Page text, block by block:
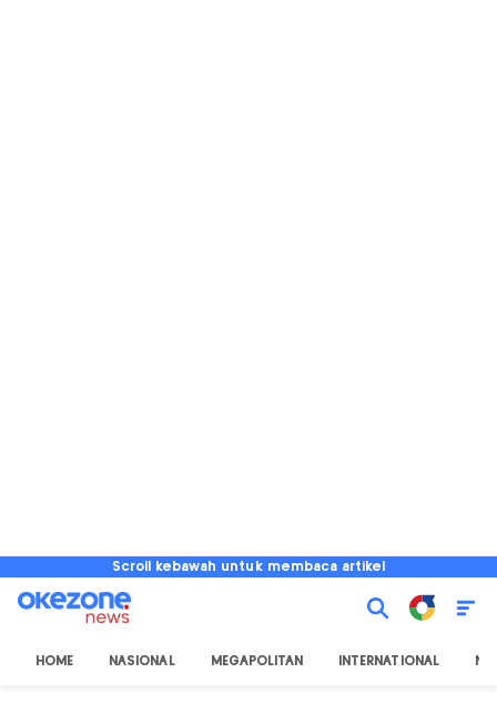
Scroll kebawah untuk membaca artikel
HOME NASIONAL MEGAPOLITAN INTERNATIONAL